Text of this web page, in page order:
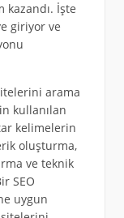
kazandı. İşte
giriyor ve
arama
kullanılan
kelimelerin
oluşturma,
ve teknik
SEO
uygun